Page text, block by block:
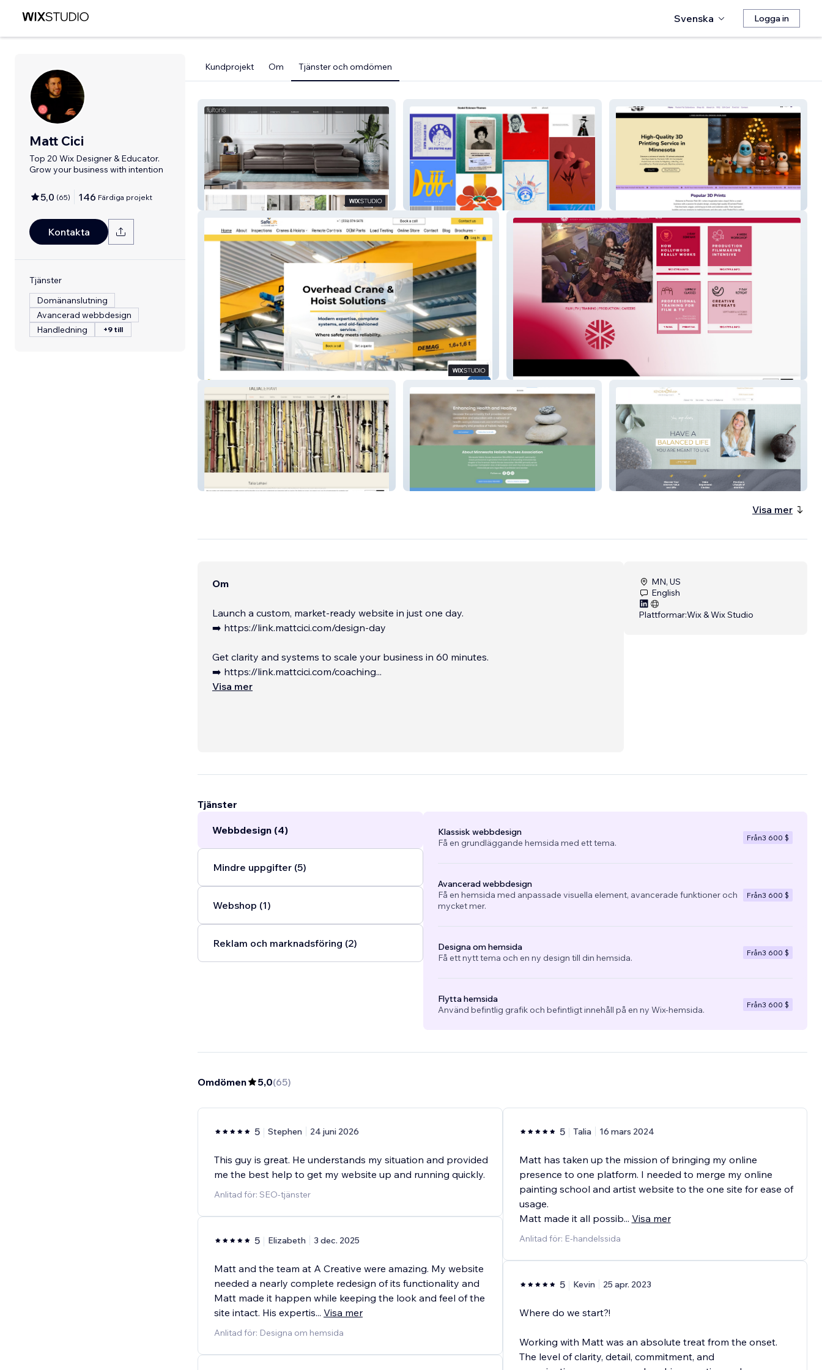
Svenska Logga in
Matt Cici
Top 20 Wix Designer & Educator.
Grow your business with intention
5,0 (65) 146 Färdiga projekt
Kontakta
Tjänster
Domänanslutning
Avancerad webbdesign
Handledning
+9 till
Kundprojekt Om Tjänster och omdömen
Fultons Daniel Eckman-Thomas Precision Path 3D
Venter Cranes
Talia Lehavi Studio Holistic Nursing Association Kendra Goheen Life Coaching
Visa mer
Om
Launch a custom, market-ready website in just one day.
➡️ https://link.mattcici.com/design-day
Get clarity and systems to scale your business in 60 minutes.
➡️ https://link.mattcici.com/coaching...
Visa mer
MN, US
English
Plattformar:Wix & Wix Studio
Tjänster
Webbdesign (4)
Mindre uppgifter (5)
Webshop (1)
Reklam och marknadsföring (2)
Klassisk webbdesign
Få en grundläggande hemsida med ett tema.
Från3 600 $
Avancerad webbdesign
Få en hemsida med anpassade visuella element, avancerade funktioner och
mycket mer.
Från3 600 $
Designa om hemsida
Få ett nytt tema och en ny design till din hemsida.
Från3 600 $
Flytta hemsida
Använd befintlig grafik och befintligt innehåll på en ny Wix-hemsida.
Från3 600 $
Omdömen 5,0(65)
5 Stephen 24 juni 2026
This guy is great. He understands my situation and provided
me the best help to get my website up and running quickly.
Anlitad för: SEO-tjänster
5 Elizabeth 3 dec. 2025
Matt and the team at A Creative were amazing. My website
needed a nearly complete redesign of its functionality and
Matt made it happen while keeping the look and feel of the
site intact. His expertis... Visa mer
Anlitad för: Designa om hemsida
5 Talia 16 mars 2024
Matt has taken up the mission of bringing my online
presence to one platform. I needed to merge my online
painting school and artist website to the one site for ease of
usage.
Matt made it all possib... Visa mer
Anlitad för: E-handelssida
5 Kevin 25 apr. 2023
Where do we start?!
Working with Matt was an absolute treat from the onset.
The level of clarity, detail, commitment, and